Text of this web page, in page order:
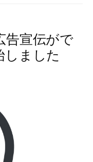
告宣伝がで
しました